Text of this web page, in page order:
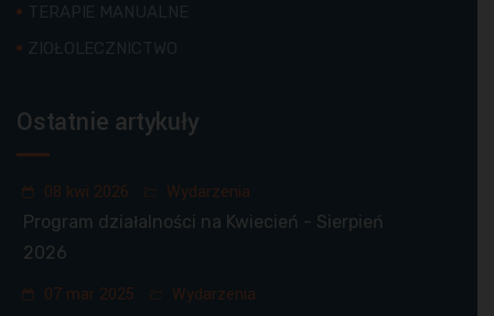
TERAPIE MANUALNE
ZIOŁOLECZNICTWO
Ostatnie artykuły
08 kwi 2026 Wydarzenia
Program działalności na Kwiecień - Sierpień
2026
07 mar 2025 Wydarzenia